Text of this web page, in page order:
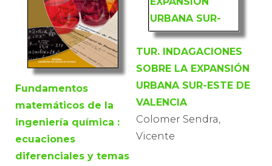
Fundamentos
matemáticos de la
ingeniería química :
ecuaciones
diferenciales y temas
TUR. INDAGACIONES
SOBRE LA EXPANSIÓN
URBANA SUR-ESTE DE
VALENCIA
Colomer Sendra,
Vicente